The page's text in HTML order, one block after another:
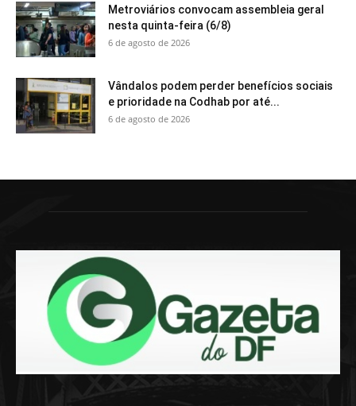
Metroviários convocam assembleia geral
nesta quinta-feira (6/8)
6 de agosto de 2026
Vândalos podem perder benefícios sociais
e prioridade na Codhab por até...
6 de agosto de 2026